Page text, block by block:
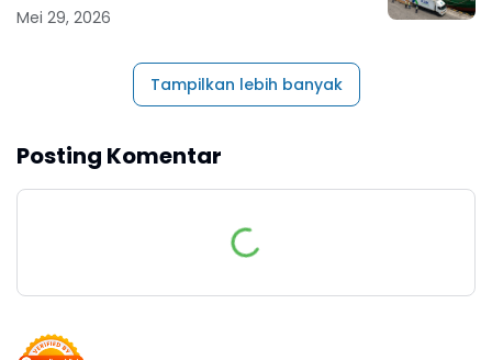
Mei 29, 2026
Tampilkan lebih banyak
Posting Komentar